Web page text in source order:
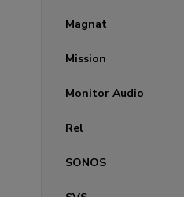
Magnat
Mission
Monitor Audio
Rel
SONOS